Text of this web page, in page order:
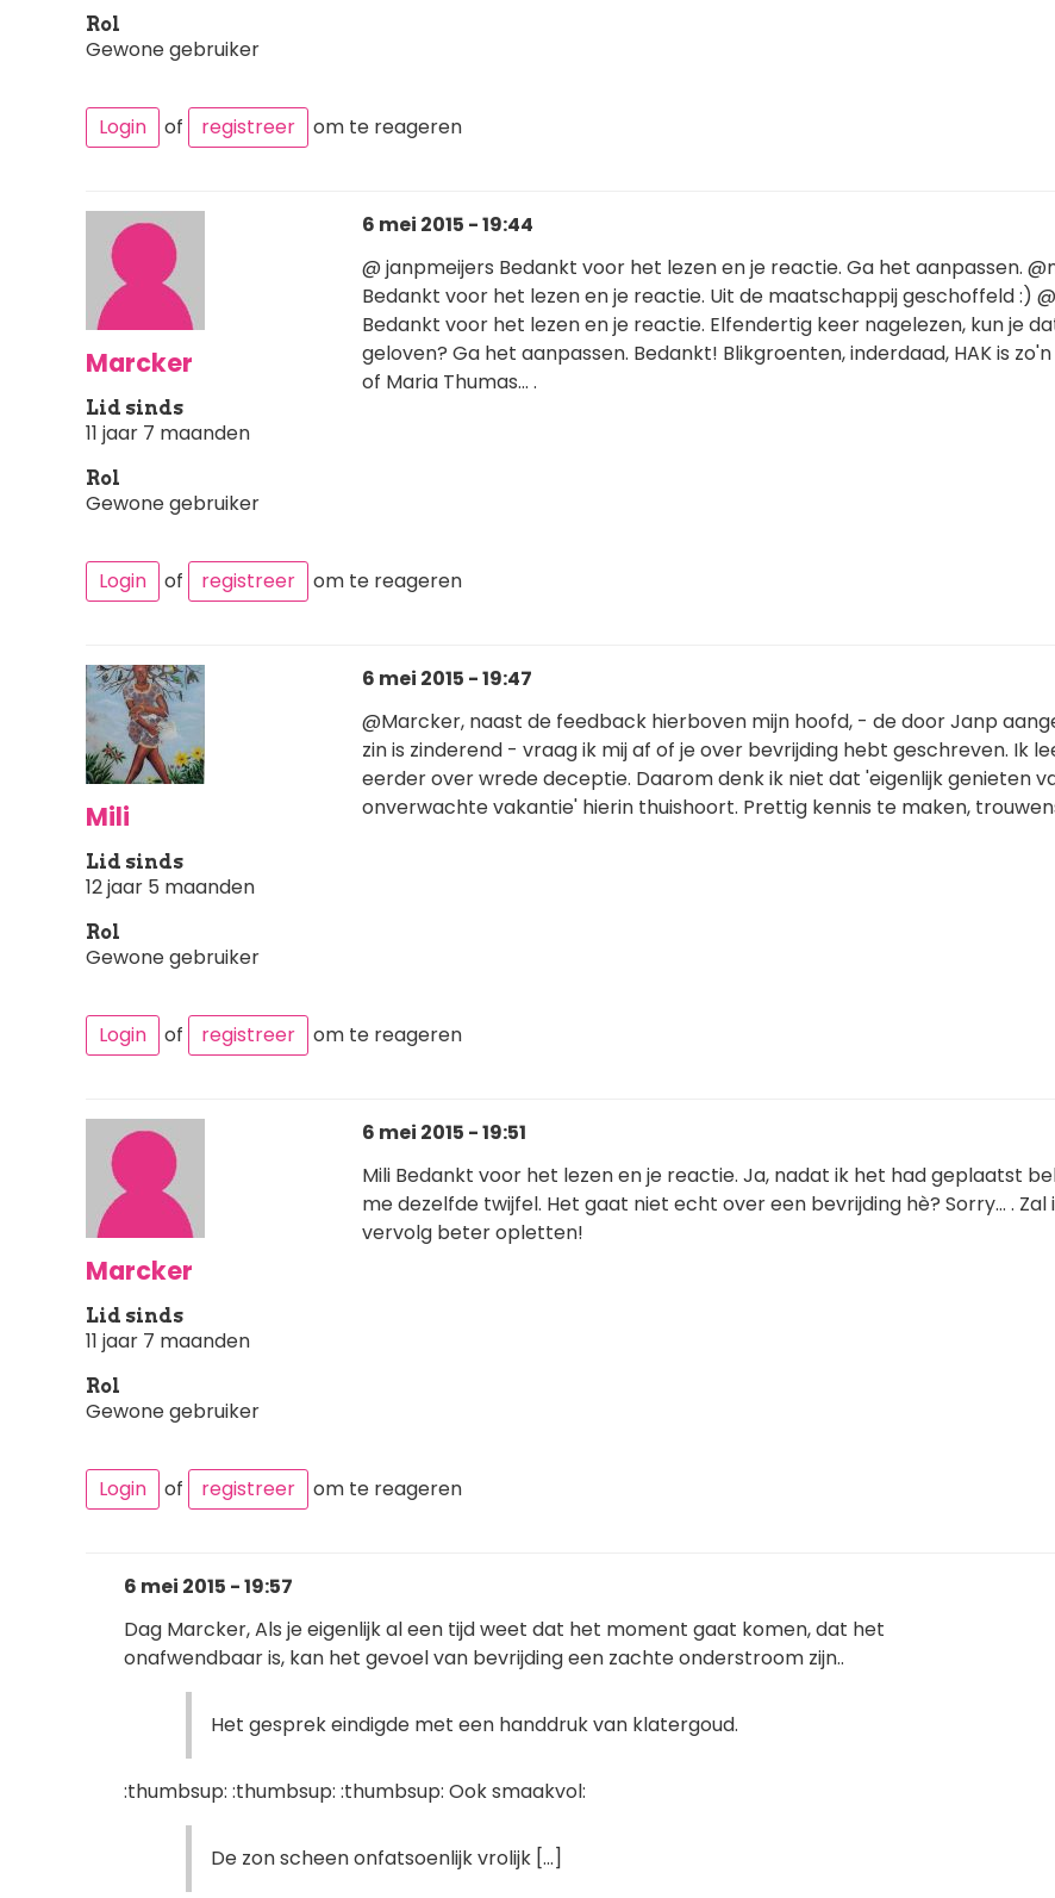
Rol
Gewone gebruiker
Login of registreer om te reageren
Marcker
Lid sinds
11 jaar 7 maanden
Rol
Gewone gebruiker
6 mei 2015 - 19:44
@ janpmeijers Bedankt voor het lezen en je reactie. Ga het aanpassen.
Bedankt voor het lezen en je reactie. Uit de maatschappij geschoffeld :)
Bedankt voor het lezen en je reactie. Elfendertig keer nagelezen, kun je
geloven? Ga het aanpassen. Bedankt! Blikgroenten, inderdaad, HAK is
of Maria Thumas... .
Login of registreer om te reageren
Mili
Lid sinds
12 jaar 5 maanden
Rol
Gewone gebruiker
6 mei 2015 - 19:47
@Marcker, naast de feedback hierboven mijn hoofd, - de door Janp
zin is zinderend - vraag ik mij af of je over bevrijding hebt geschreven. Ik
eerder over wrede deceptie. Daarom denk ik niet dat 'eigenlijk genieten
onverwachte vakantie' hierin thuishoort. Prettig kennis te maken,
Login of registreer om te reageren
Marcker
Lid sinds
11 jaar 7 maanden
Rol
Gewone gebruiker
6 mei 2015 - 19:51
Mili Bedankt voor het lezen en je reactie. Ja, nadat ik het had geplaatst
me dezelfde twijfel. Het gaat niet echt over een bevrijding hè? Sorry... . Zal
vervolg beter opletten!
Login of registreer om te reageren
6 mei 2015 - 19:57
Dag Marcker, Als je eigenlijk al een tijd weet dat het moment gaat komen, dat het
onafwendbaar is, kan het gevoel van bevrijding een zachte onderstroom zijn..
Het gesprek eindigde met een handdruk van klatergoud.
:thumbsup: :thumbsup: :thumbsup: Ook smaakvol:
De zon scheen onfatsoenlijk vrolijk [...]